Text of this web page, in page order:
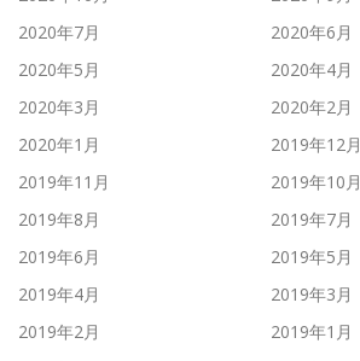
2020年7月
2020年6月
2020年5月
2020年4月
2020年3月
2020年2月
2020年1月
2019年12月
2019年11月
2019年10月
2019年8月
2019年7月
2019年6月
2019年5月
2019年4月
2019年3月
2019年2月
2019年1月